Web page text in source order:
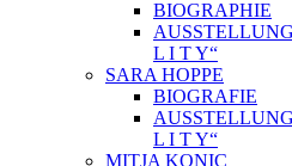
BIOGRAPHIE
L I T Y“
SARA HOPPE
BIOGRAFIE
L I T Y“
MITJA KONIC